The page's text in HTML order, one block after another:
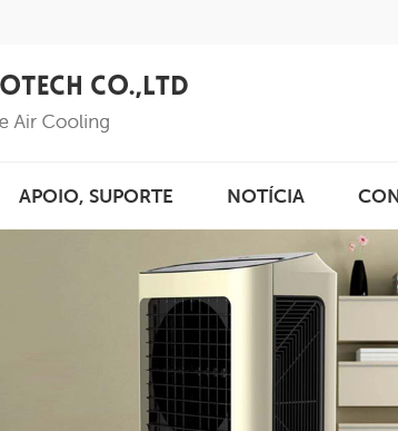
APOIO, SUPORTE NOTÍCIA